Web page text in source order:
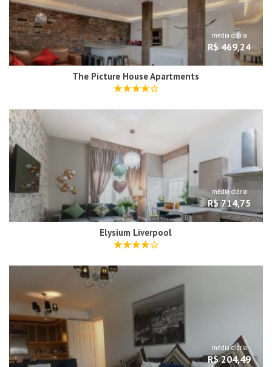
média diária
R$ 469,24
The Picture House Apartments
média diária
R$ 714,75
Elysium Liverpool
média diária
R$ 204,49